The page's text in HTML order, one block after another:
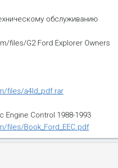
обслуживанию
files/G2 Ford Explorer Owners
files/a4ld_pdf.rar
Engine Control 1988-1993
files/Book_Ford_EEC.pdf